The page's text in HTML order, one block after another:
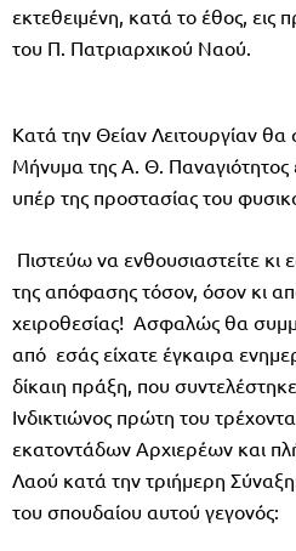
εκτεθειμένη, κατά το έθος,
του Π. Πατριαρχικού Ναού.
Κατά την Θείαν Λειτουργίαν θα
Μήνυμα της Α. Θ.
υπέρ της προστασίας του
Πιστεύω να ενθουσιαστείτε κι
της απόφασης τόσον, όσον κι
χειροθεσίας! Ασφαλώς θα
από εσάς είχατε έγκαιρα
δίκαιη πράξη, που
Ινδικτιώνος πρώτη του
εκατοντάδων Αρχιερέων και
Λαού κατά την τριήμερη
του σπουδαίου αυτού γεγονός: